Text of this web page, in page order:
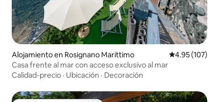
Alojamiento en Rosignano Marittimo Calificación
4.95 (107)
Casa frente al mar con acceso exclusivo al mar
Calidad-precio · Ubicación · Decoración